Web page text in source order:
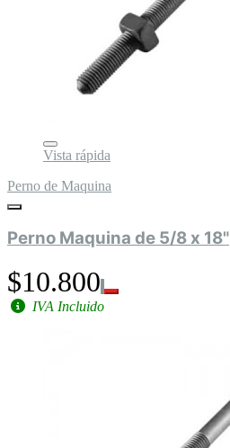
Vista rápida
Perno de Maquina
Perno Maquina de 5/8 x 18"
$10.800
IVA Incluido